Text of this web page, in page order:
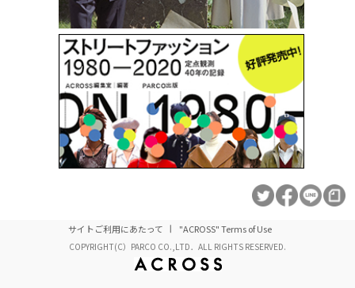
サイトご利用にあたって "ACROSS" Terms of Use
COPYRIGHT(C）PARCO CO.,LTD．ALL RIGHTS RESERVED.